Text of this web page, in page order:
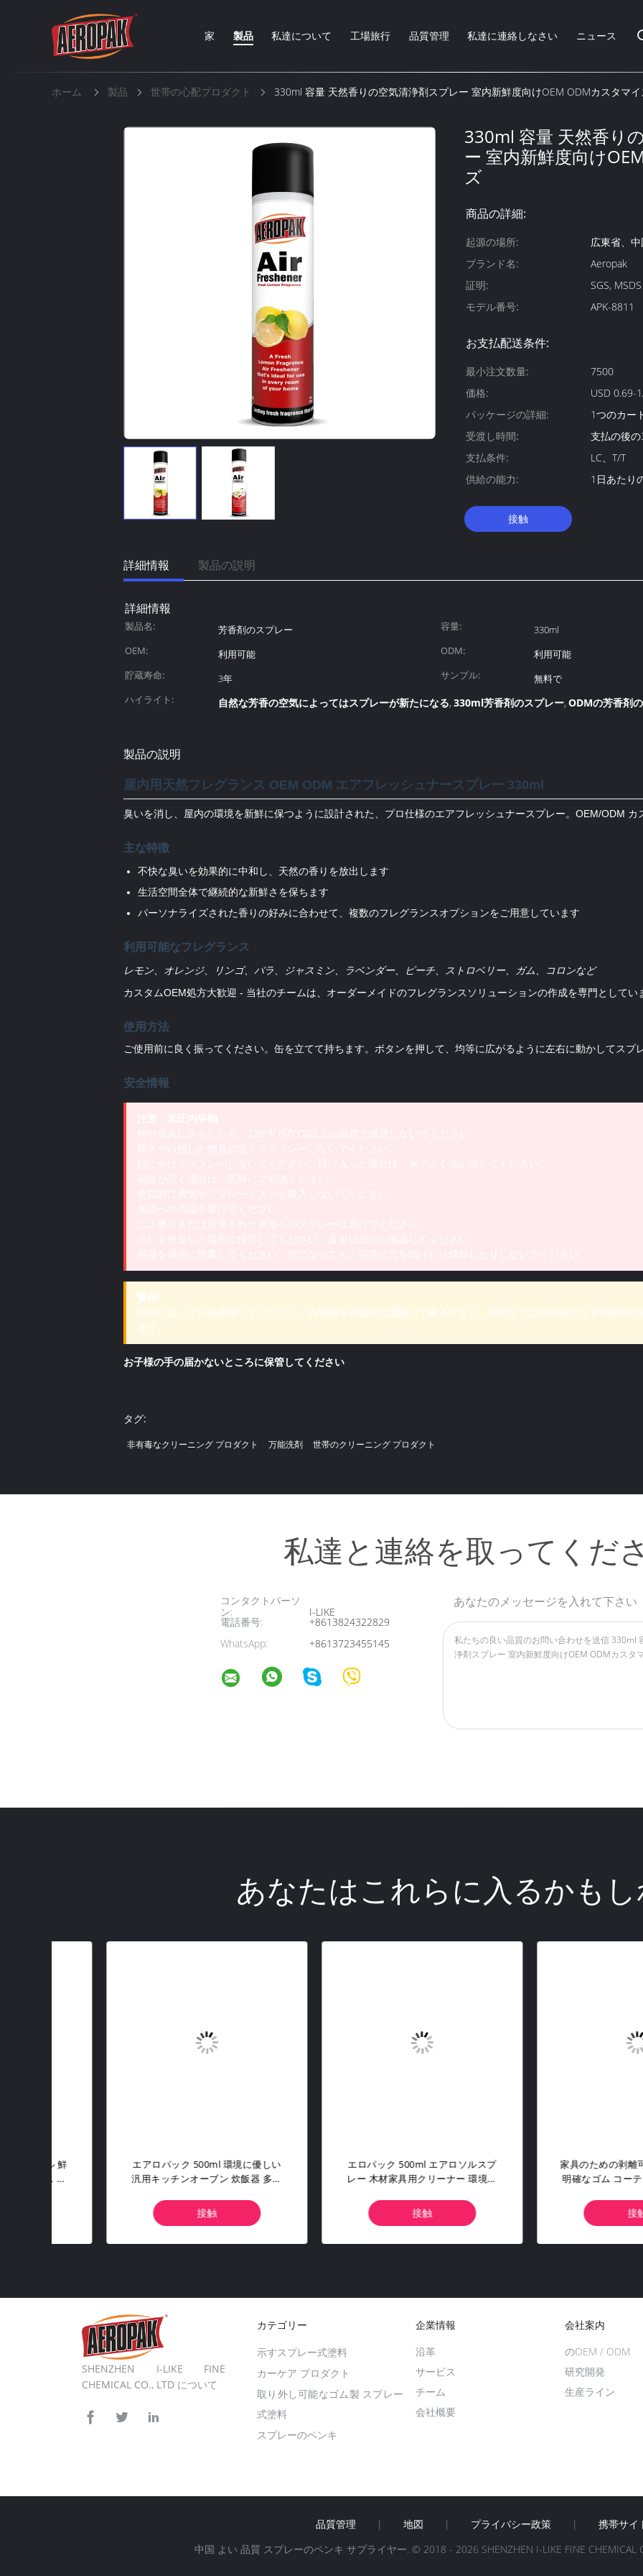
家 製品 私達について 工場旅行 品質管理 私達に連絡しなさい ニュース
ホーム 製品 世帯の心配プロダクト 330ml 容量 天然香りの空気清浄剤スプレー 室内新鮮度向けOEM ODMカスタマ
330ml 容量 天然香り
ー 室内新鮮度向け
ズ
商品の詳細:
起源の場所:
広東省、
ブランド名:
Aeropak
証明:
SGS, MSDS
モデル番号:
APK-8811
お支払配送条件:
最小注文数量:
7500
価格:
USD 0.69-
パッケージの詳細:
1つのカー
受渡し時間:
支払の後
支払条件:
LC、T/T
供給の能力:
1日あたり
接触
詳細情報 製品の説明
詳細情報
製品名: 芳香剤のスプレー 容量:
330ml
OEM:
利用可能 ODM:
利用可能
貯蔵寿命:
3年 サンプル:
無料で
ハイライト:
自然な芳香の空気によってはスプレーが新たになる, 330ml芳香剤のスプレー, ODMの芳香剤
製品の説明
屋内用天然フレグランス OEM ODM エアフレッシュナースプレー 330ml
臭いを消し、屋内の環境を新鮮に保つように設計された、プロ仕様のエアフレッシュナースプレー。OEM/ODM
主な特徴
不快な臭いを効果的に中和し、天然の香りを放出します
生活空間全体で継続的な新鮮さを保ちます
パーソナライズされた香りの好みに合わせて、複数のフレグランスオプションをご用意しています
利用可能なフレグランス
レモン、オレンジ、リンゴ、バラ、ジャスミン、ラベンダー、ピーチ、ストロベリー、ガム、コロンなど
カスタムOEM処方大歓迎 - 当社のチームは、オーダーメイドのフレグランスソリューションの作成を専門としてい
使用方法
ご使用前に良く振ってください。缶を立てて持ちます。ボタンを押して、均等に広がるように左右に動かしてスプ
安全情報
警告:
指示に従ってのみ使用してください。内容物を意図的に濃縮して吸入すると、有害または致命的となる可能性
ます。
お子様の手の届かないところに保管してください
タグ:
非有毒なクリーニング プロダクト 万能洗剤 世帯のクリーニング プロダクト
私達と連絡を取ってくだ
コンタクトパーソ
ン:
I-LIKE
電話番号:
+8613824322829
WhatsApp:
+8613723455145
あなたのメッセージを入れて下さい
あなたはこれらに入るかも
家具のための剥離可能な水ベースの
明確なゴム コーティング スプレー
接触
エロパック 200ml 環境に優しいエ
アロゾール コンピュータと携帯電話
接触
アエロパック 200ml エアロ
環境に優しい アルコールの
乾燥する 多用途 カスタマイ
た色画面
接触
SHENZHEN I-LIKE FINE
CHEMICAL CO., LTD について
カテゴリー
スプレーのペンキ
示すスプレー式塗料
カーケア プロダクト
取り外し可能なゴム製 スプレー
式塗料
企業情報
会社概要
沿革
サービス
チーム
会社案内
生産ライン
のOEM / ODM
研究開発
品質管理 | 地図 | プライバシー政策 |
携帯サイ
中国 よい 品質 スプレーのペンキ サプライヤー. © 2018 - 2026 SHENZHEN I-LIKE FINE CHEMICAL